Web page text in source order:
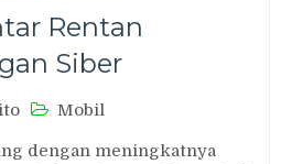
Rentan
Siber
Mobil
dengan meningkatnya